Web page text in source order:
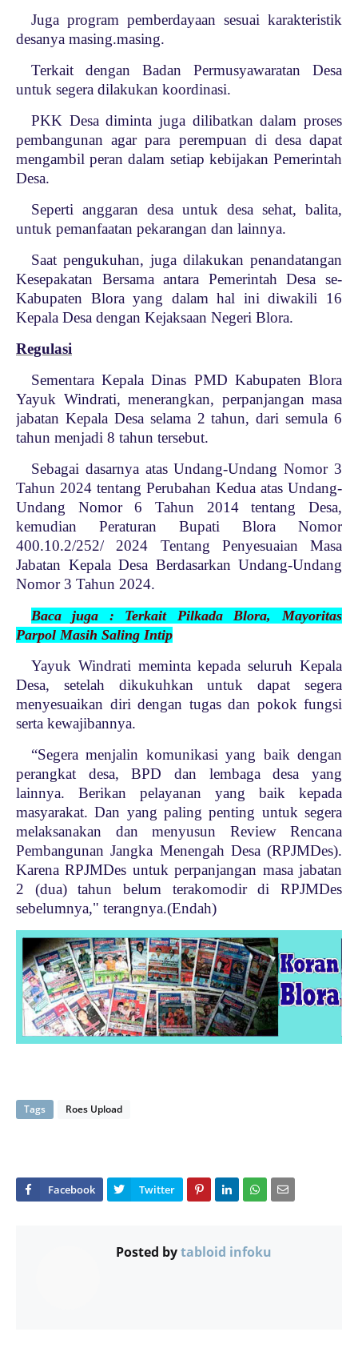
Juga program pemberdayaan sesuai karakteristik
desanya masing.masing.
Terkait dengan Badan Permusyawaratan Desa
untuk segera dilakukan koordinasi.
PKK Desa diminta juga dilibatkan dalam proses
pembangunan agar para perempuan di desa dapat
mengambil peran dalam setiap kebijakan Pemerintah
Desa.
Seperti anggaran desa untuk desa sehat, balita,
untuk pemanfaatan pekarangan dan lainnya.
Saat pengukuhan, juga dilakukan penandatangan
Kesepakatan Bersama antara Pemerintah Desa se-
Kabupaten Blora yang dalam hal ini diwakili 16
Kepala Desa dengan Kejaksaan Negeri Blora.
Regulasi
Sementara Kepala Dinas PMD Kabupaten Blora
Yayuk Windrati, menerangkan, perpanjangan masa
jabatan Kepala Desa selama 2 tahun, dari semula 6
tahun menjadi 8 tahun tersebut.
Sebagai dasarnya atas Undang-Undang Nomor 3
Tahun 2024 tentang Perubahan Kedua atas Undang-
Undang Nomor 6 Tahun 2014 tentang Desa,
kemudian Peraturan Bupati Blora Nomor
400.10.2/252/ 2024 Tentang Penyesuaian Masa
Jabatan Kepala Desa Berdasarkan Undang-Undang
Nomor 3 Tahun 2024.
Baca juga : Terkait Pilkada Blora, Mayoritas
Parpol Masih Saling Intip
Yayuk Windrati meminta kepada seluruh Kepala
Desa, setelah dikukuhkan untuk dapat segera
menyesuaikan diri dengan tugas dan pokok fungsi
serta kewajibannya.
“Segera menjalin komunikasi yang baik dengan
perangkat desa, BPD dan lembaga desa yang
lainnya. Berikan pelayanan yang baik kepada
masyarakat. Dan yang paling penting untuk segera
melaksanakan dan menyusun Review Rencana
Pembangunan Jangka Menengah Desa (RPJMDes).
Karena RPJMDes untuk perpanjangan masa jabatan
2 (dua) tahun belum terakomodir di RPJMDes
sebelumnya," terangnya.(Endah)
Tags Roes Upload
Posted bytabloid infoku